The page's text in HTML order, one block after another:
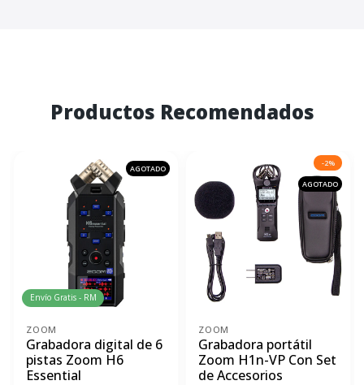
Productos Recomendados
AGOTADO
Envío Gratis - RM
ZOOM
Grabadora digital de 6
pistas Zoom H6
Essential
-2%
AGOTADO
ZOOM
Grabadora portátil
Zoom H1n-VP Con Set
de Accesorios